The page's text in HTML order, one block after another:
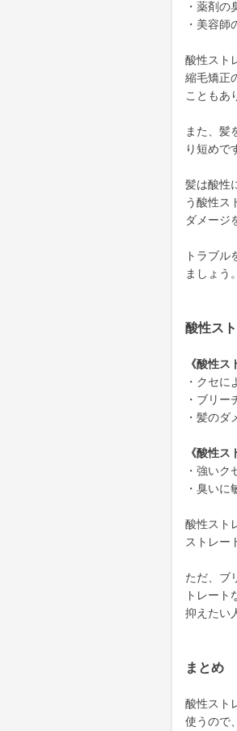
・薬剤の
・美容
酸性スト
縮毛矯正
こともあ
また、髪
り短めで
髪は酸性
う酸性ス
ダメージ
トラブ
ましょう。
酸性ス
《酸性ス
・クセに
・ブリー
・髪のダ
《酸性ス
・強いク
・臭いに
酸性スト
ストレー
ただ、ブ
トレー
抑えたい
まとめ
酸性スト
使うので